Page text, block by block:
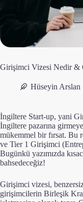
Girişimci Vizesi Nedir &
Hüseyin Arslan
İngiltere Start-up, yani
İngiltere pazarına
mükemmel bir fırsat. Bu
ve Tier 1 Girişimci
Bugünkü yazımızda
bahsedeceğiz!
Girişimci vizesi,
girişimcilerin Birleşik